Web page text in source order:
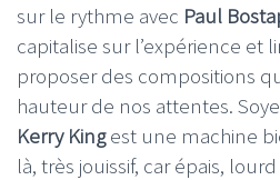
sur le rythme avec Paul
capitalise sur l’expérience et
proposer des compositions
hauteur de nos attentes.
Kerry Kingest une machine
là, très jouissif, car épais,